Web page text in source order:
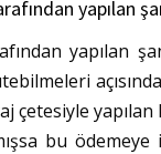
yapılan
yapılan
çetesiyle
bu